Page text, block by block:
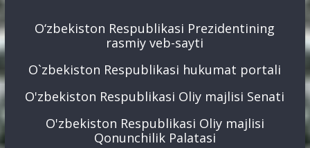
O‘zbekiston Respublikasi Prezidentining
rasmiy veb-sayti
O`zbekiston Respublikasi hukumat portali
O'zbekiston Respublikasi Oliy majlisi Senati
O'zbekiston Respublikasi Oliy majlisi
Qonunchilik Palatasi